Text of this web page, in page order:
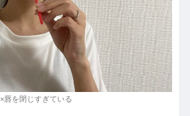
×唇を閉じすぎている